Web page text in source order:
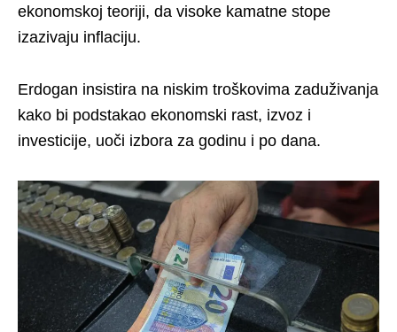
ekonomskoj teoriji, da visoke kamatne stope
izazivaju inflaciju.
Erdogan insistira na niskim troškovima zaduživanja
kako bi podstakao ekonomski rast, izvoz i
investicije, uoči izbora za godinu i po dana.